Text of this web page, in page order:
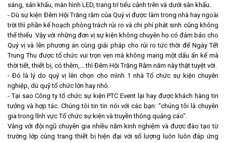
sáng, sân khấu, màn hình LED, trang trí tiểu cảnh trên và dưới sân khấu.
- Dù sự kiện Đêm Hội Trăng rằm của Quý vị được làm trong nhà hay ngoài
trời thì phần kế hoạch phòng trách rủi ro và chi phí phát sinh cũng không
thể thiếu. Vậy với những đơn vị sự kiện không chuyên họ có đảm bảo cho
Quý vị và lên phương án cùng giải pháp cho rủi ro tức thời để Ngày Tết
Trung Thu được tổ chức vui trọn vẹn mà không mang một dấu ấn kể mà
thời tiết, thiết bị, có thêm,… thì Đêm Hội Trăng Rằm năm này thật tuyệt vời.
- Đó là lý do quý vị lên chọn cho mình 1 nhà Tổ chức sự kiện chuyên
nghiệp, dù quỹ tổ chức lớn hay nhỏ.
- Tại sao Công ty tổ chức sự kiện PTC Event lại hay được khách hàng tin
tưởng và hợp tác. Chúng tôi tin tin nói với các bạn: “chúng tôi là chuyên
gia trong lĩnh vực Tổ chức sự kiện và truyền thông quảng cáo”.
Vâng với đội ngũ chuyên gia nhiều năm kinh nghiệm và được đào tạo từ
trường lớp cùng trang thiết bị hiện đại với số lượng luôn luôn đáp ứng